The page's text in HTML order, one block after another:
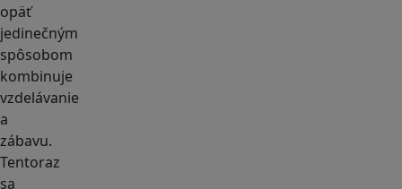
opäť
jedinečným
spôsobom
kombinuje
vzdelávanie
a
zábavu.
Tentoraz
sa